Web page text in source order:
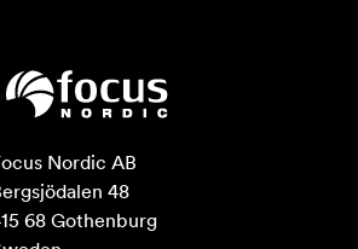
Nordic AB
48
68 Gothenburg